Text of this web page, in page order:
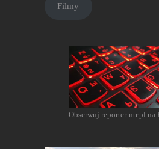
Filmy
Obserwuj reporter-ntr.pl na